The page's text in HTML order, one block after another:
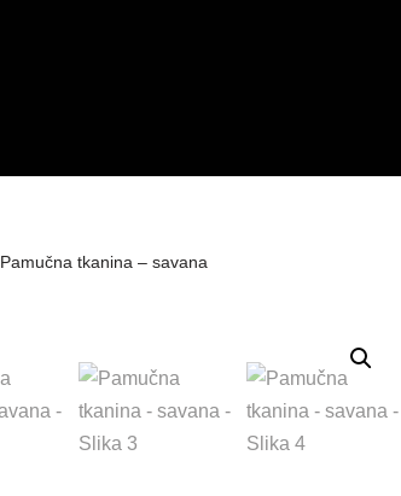
Pamučna tkanina – savana